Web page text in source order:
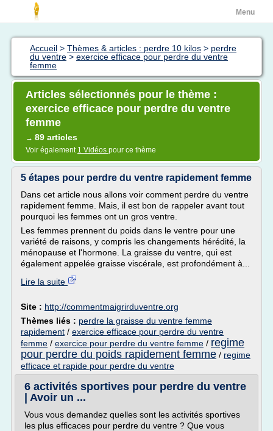
Menu
Accueil > Thèmes & articles : perdre 10 kilos > perdre
du ventre > exercice efficace pour perdre du ventre
femme
Articles sélectionnés pour le thème :
exercice efficace pour perdre du ventre
femme
→ 89 articles
Voir également 1 Vidéos pour ce thème
5 étapes pour perdre du ventre rapidement femme
Dans cet article nous allons voir comment perdre du ventre
rapidement femme. Mais, il est bon de rappeler avant tout
pourquoi les femmes ont un gros ventre.
Les femmes prennent du poids dans le ventre pour une
variété de raisons, y compris les changements hérédité, la
ménopause et l'hormone. La graisse du ventre, qui est
également appelée graisse viscérale, est profondément à...
Lire la suite
Site : http://commentmaigrirduventre.org
Thèmes liés : perdre la graisse du ventre femme
rapidement / exercice efficace pour perdre du ventre
femme / exercice pour perdre du ventre femme / regime
pour perdre du poids rapidement femme / regime
efficace et rapide pour perdre du ventre
6 activités sportives pour perdre du ventre
| Avoir un ...
Vous vous demandez quelles sont les activités sportives
les plus efficaces pour perdre du ventre ? Que vous